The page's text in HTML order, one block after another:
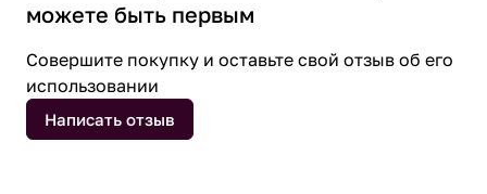
можете быть первым
Совершите покупку и оставьте свой отзыв об его
использовании
Написать отзыв